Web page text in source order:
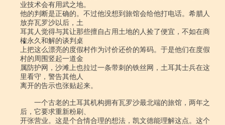
业技术会有用武之地。
他的判断是正确的。不过他没想到旅馆会给他打电话。希腊人
放弃瓦罗沙以后，土
耳其人觉得与其让那些擅自占用土地的人捡了便宜，不如在商
榷永久和解的谈判桌
上把这么漂亮的度假村作为讨价还价的筹码。于是他们在度假
村的周围竖起一道金
属防护网，沙滩上也拉过一条带刺的铁丝网，土耳其士兵在这
里看守，警告其他人
离开的告示也张贴起来。
一个古老的土耳其机构拥有瓦罗沙最北端的旅馆，两年之
后，它要求重新粉刷、
开张营业。这是个合情合理的想法，凯文德能理解这点。这个